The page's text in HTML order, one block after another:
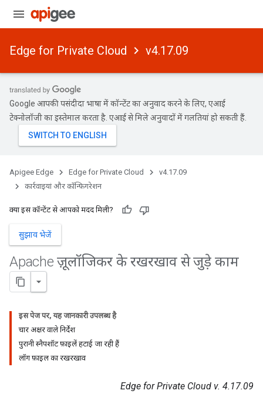
Edge for Private Cloud v4.17.09
Google आपकी पसंदीदा भाषा में कॉन्टेंट का अनुवाद करने के लिए, एआई
टेक्नोलॉजी का इस्तेमाल करता है. एआई से मिले अनुवादों में गलतियां हो सकती हैं.
Apigee Edge Edge for Private Cloud
v4.17.09
कार्रवाइयां और कॉन्फ़िगरेशन
क्या इस कॉन्टेंट से आपको मदद मिली?
सुझाव भेजें
Apache ज़ूलॉजिकर के रखरखाव से जुड़े काम
इस पेज पर, यह जानकारी उपलब्ध है
चार अक्षर वाले निर्देश
पुरानी स्नैपशॉट फ़ाइलें हटाई जा रही हैं
लॉग फ़ाइल का रखरखाव
Edge for Private Cloud v. 4.17.09